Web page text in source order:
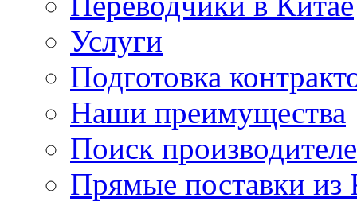
Услуги
Подготовка
Наши преимущества
Поиск
Прямые поставки из